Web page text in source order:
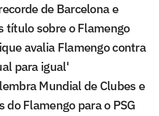
de Barcelona e
título sobre o Flamengo
avalia Flamengo contra
para igual'
Mundial de Clubes e
do Flamengo para o PSG